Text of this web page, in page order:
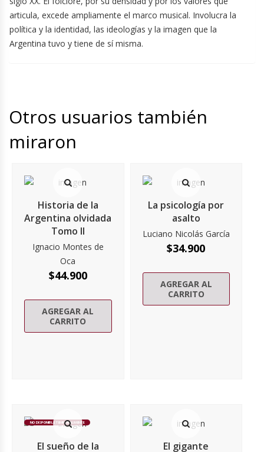
articula, excede ampliamente el marco musical. Involucra la
política y la identidad, las ideologías y la imagen que la
Argentina tuvo y tiene de sí misma.
Otros usuarios también
miraron
Historia de la
Argentina olvidada
Tomo II
Ignacio Montes de
Oca
$44.900
AGREGAR AL
CARRITO
La psicología por
asalto
Luciano Nicolás García
$34.900
AGREGAR AL
CARRITO
NO DISPONIBLE TEMPORALMENTE
El sueño de la
El gigante